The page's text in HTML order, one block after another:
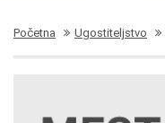
Početna Ugostiteljstvo